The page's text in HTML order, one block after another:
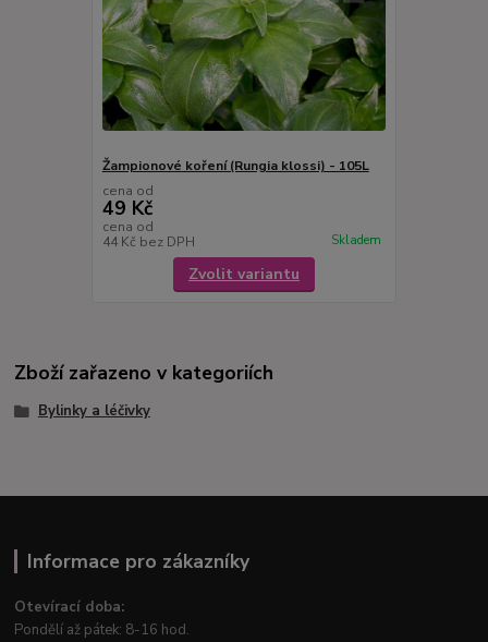
Žampionové koření (Rungia klossi) - 105L
cena od
49 Kč
cena od
44 Kč bez DPH Skladem
Zvolit variantu
Zboží zařazeno v kategoriích
Bylinky a léčivky
Informace pro zákazníky
Otevírací doba:
Pondělí až pátek: 8-16 hod.